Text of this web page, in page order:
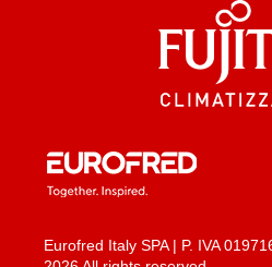
Eurofred Italy SPA | P. IVA